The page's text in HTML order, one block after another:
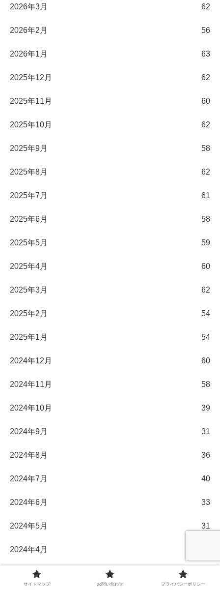
2026年3月 62
2026年2月 56
2026年1月 63
2025年12月 62
2025年11月 60
2025年10月 62
2025年9月 58
2025年8月 62
2025年7月 61
2025年6月 58
2025年5月 59
2025年4月 60
2025年3月 62
2025年2月 54
2025年1月 54
2024年12月 60
2024年11月 58
2024年10月 39
2024年9月 31
2024年8月 36
2024年7月 40
2024年6月 33
2024年5月 31
2024年4月
2024年3月
サイトマップ お問い合わせ プライバシーポリシー